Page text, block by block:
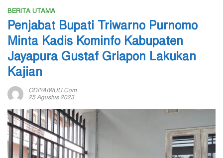
BERITA UTAMA
Penjabat Bupati Triwarno Purnomo
Minta Kadis Kominfo Kabupaten
Jayapura Gustaf Griapon Lakukan
Kajian
ODIYAIWUU.com
25 Agustus 2023